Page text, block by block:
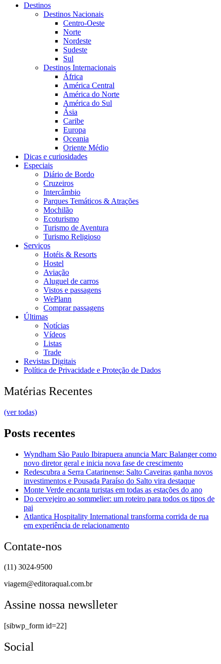
Destinos
Destinos Nacionais
Centro-Oeste
Norte
Nordeste
Sudeste
Sul
Destinos Internacionais
África
América Central
América do Norte
América do Sul
Ásia
Caribe
Europa
Oceania
Oriente Médio
Dicas e curiosidades
Especiais
Diário de Bordo
Cruzeiros
Intercâmbio
Parques Temáticos & Atrações
Mochilão
Ecoturismo
Turismo de Aventura
Turismo Religioso
Serviços
Hotéis & Resorts
Hostel
Aviação
Aluguel de carros
Vistos e passagens
WePlann
Comprar passagens
Últimas
Notícias
Vídeos
Listas
Trade
Revistas Digitais
Política de Privacidade e Proteção de Dados
Matérias Recentes
(ver todas)
Posts recentes
Wyndham São Paulo Ibirapuera anuncia Marc Balanger como
novo diretor geral e inicia nova fase de crescimento
Redescubra a Serra Catarinense: Salto Caveiras ganha novos
investimentos e Pousada Paraíso do Salto vira destaque
Monte Verde encanta turistas em todas as estações do ano
Do cervejeiro ao sommelier: um roteiro para todos os tipos de
pai
Atlantica Hospitality International transforma corrida de rua
em experiência de relacionamento
Contate-nos
(11) 3024-9500
viagem@editoraqual.com.br
Assine nossa newslleter
[sibwp_form id=22]
Social